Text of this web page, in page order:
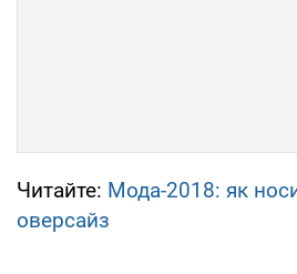
Читайте: Мода-2018: як
оверсайз